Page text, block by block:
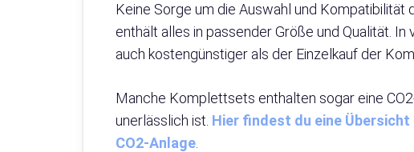
Keine Sorge um die Auswahl und
enthält alles in passender Größe und Qualität.
auch kostengünstiger als der Einzelkauf der
Manche Komplettsets enthalten sogar eine
unerlässlich ist. Hier findest du eine
CO2-Anlage